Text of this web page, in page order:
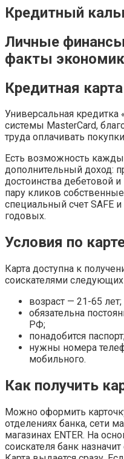
Кредитный
Личные
факты
Кредитная
Универсальная кредитка
системы MasterCard,
труда оплачивать
Есть возможность
дополнительный доход:
достоинства дебетовой
пару кликов
специальный счет SAFE и
годовых.
Условия по
Карта доступна к
соискателями следующих
возраст — 21-65 лет;
обязательна
РФ;
понадобится
нужны номера
мобильного.
Как получить
Можно оформить
отделениях банка, сети
магазинах ENTER. На
соискателя банк